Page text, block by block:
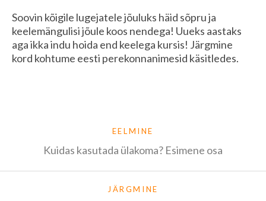
Soovin kõigile lugejatele jõuluks häid sõpru ja
keelemängulisi jõule koos nendega! Uueks aastaks
aga ikka indu hoida end keelega kursis! Järgmine
kord kohtume eesti perekonnanimesid käsitledes.
EELMINE
Kuidas kasutada ülakoma? Esimene osa
JÄRGMINE